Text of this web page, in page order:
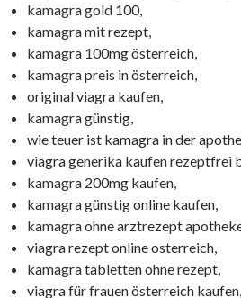
kamagra gold 100,
kamagra mit rezept,
kamagra 100mg österreich,
kamagra preis in österreich,
original viagra kaufen,
kamagra günstig,
wie teuer ist kamagra in der
viagra generika kaufen rezeptfrei
kamagra 200mg kaufen,
kamagra günstig online kaufen,
kamagra ohne arztrezept
viagra rezept online osterreich,
kamagra tabletten ohne rezept,
viagra für frauen österreich kaufen,